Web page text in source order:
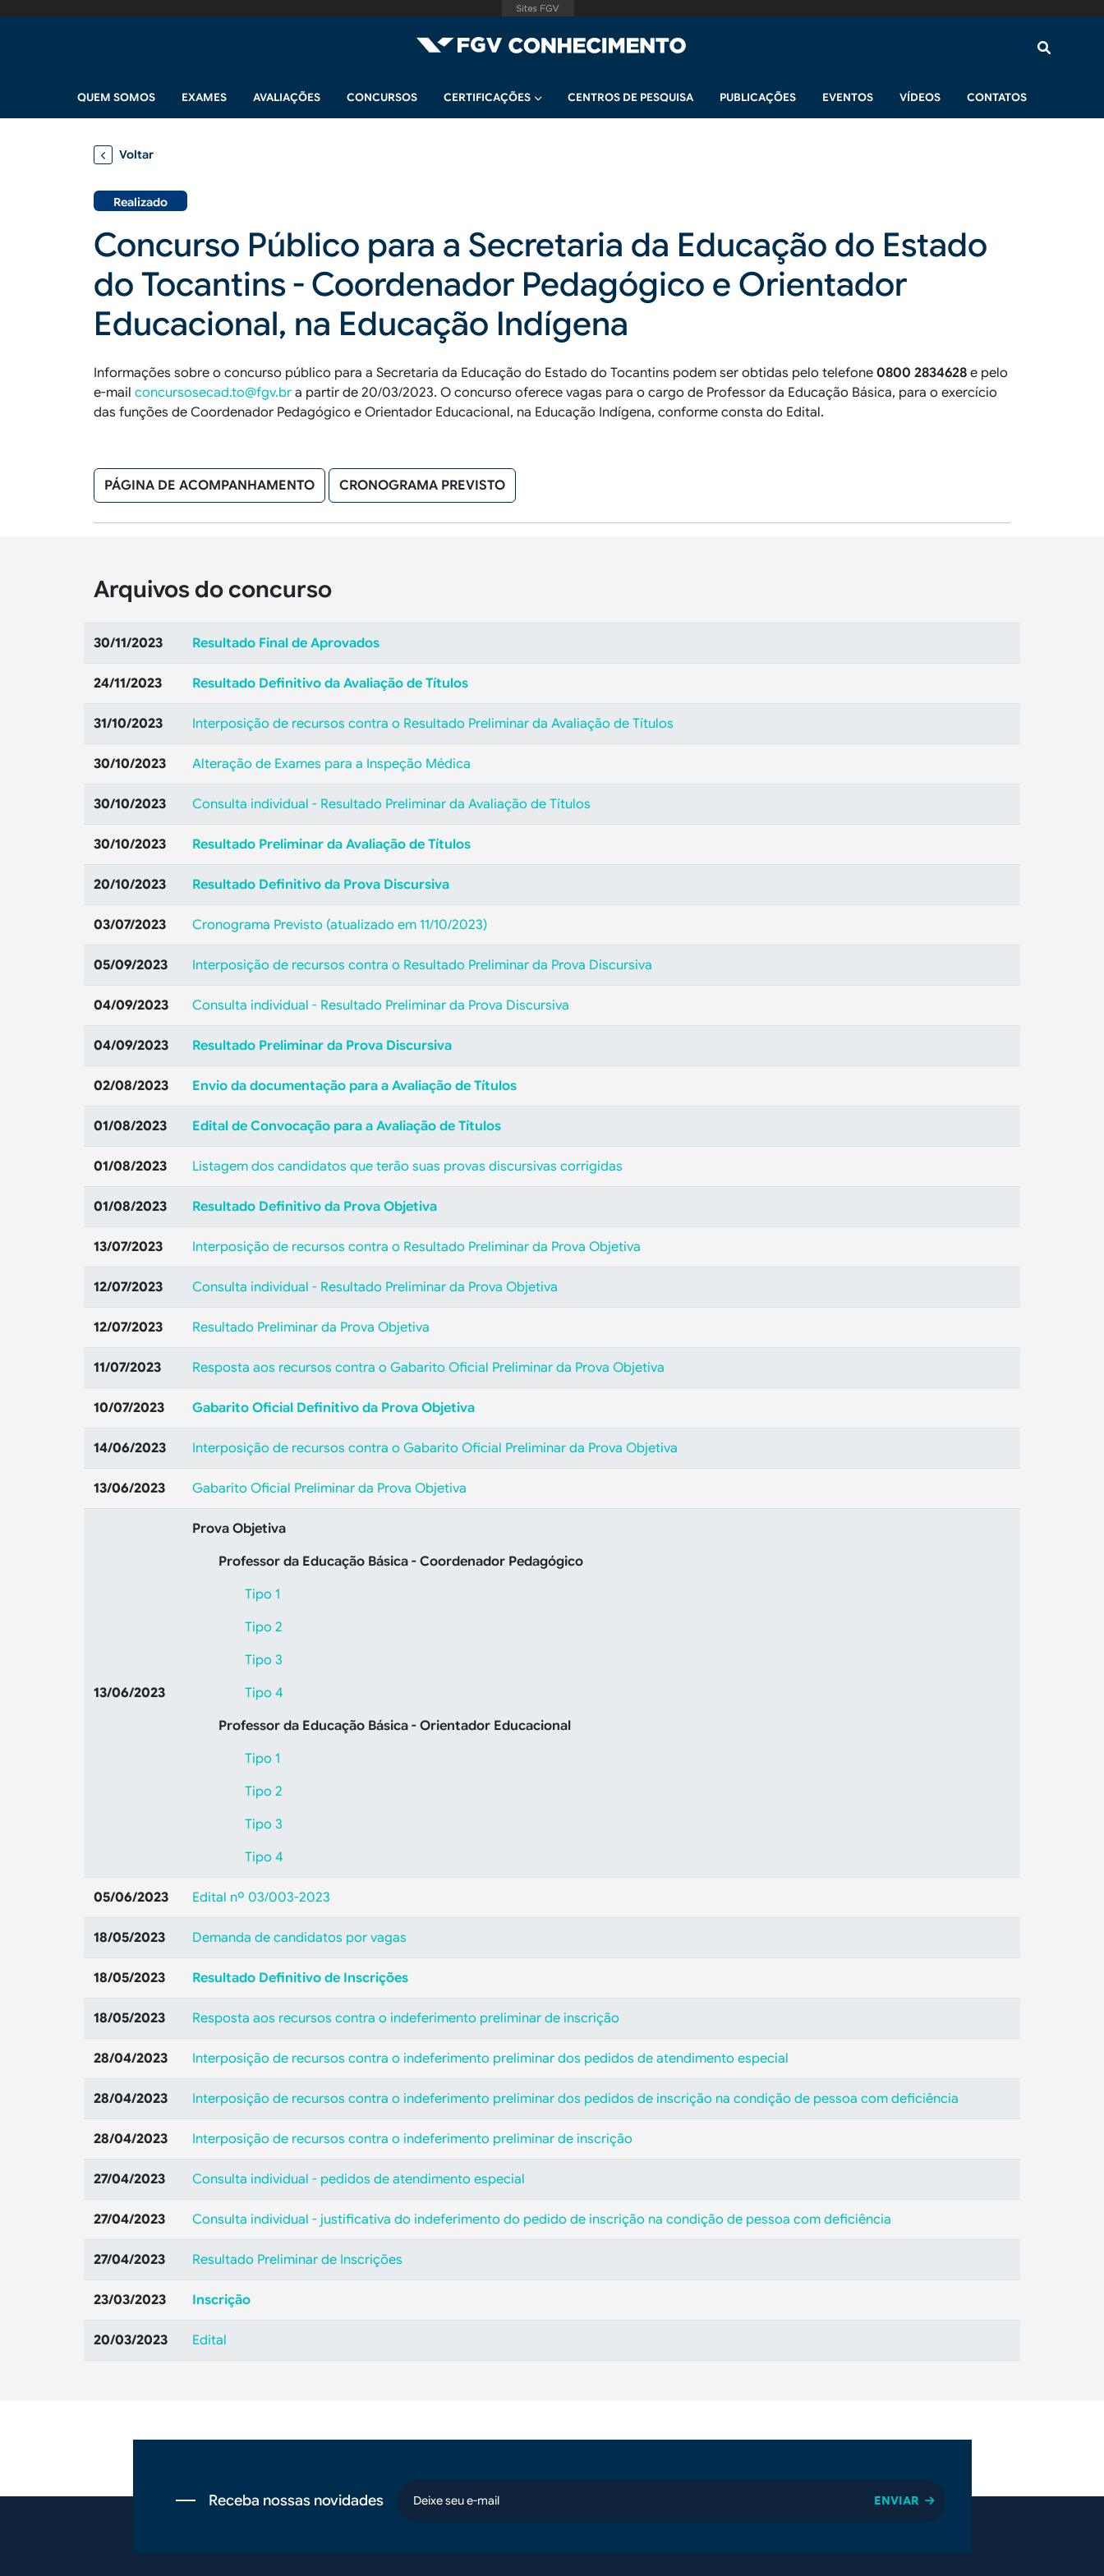
Navegação principal
QUEM SOMOS EXAMES AVALIAÇÕES CONCURSOS CERTIFICAÇÕES CENTROS DE PESQUISA PUBLICAÇÕES EVENTOS VÍDEOS CONTATOS
Voltar
Realizado
Concurso Público para a Secretaria da Educação do Estado
do Tocantins - Coordenador Pedagógico e Orientador
Educacional, na Educação Indígena
Informações sobre o concurso público para a Secretaria da Educação do Estado do Tocantins podem ser obtidas pelo telefone 0800 2834628 e pelo
e-mail concursosecad.to@fgv.br a partir de 20/03/2023. O concurso oferece vagas para o cargo de Professor da Educação Básica, para o exercício
das funções de Coordenador Pedagógico e Orientador Educacional, na Educação Indígena, conforme consta do Edital.
PÁGINA DE ACOMPANHAMENTO CRONOGRAMA PREVISTO
Arquivos do concurso
30/11/2023 Resultado Final de Aprovados
24/11/2023 Resultado Definitivo da Avaliação de Títulos
31/10/2023 Interposição de recursos contra o Resultado Preliminar da Avaliação de Títulos
30/10/2023 Alteração de Exames para a Inspeção Médica
30/10/2023 Consulta individual - Resultado Preliminar da Avaliação de Títulos
30/10/2023 Resultado Preliminar da Avaliação de Títulos
20/10/2023 Resultado Definitivo da Prova Discursiva
03/07/2023 Cronograma Previsto (atualizado em 11/10/2023)
05/09/2023 Interposição de recursos contra o Resultado Preliminar da Prova Discursiva
04/09/2023 Consulta individual - Resultado Preliminar da Prova Discursiva
04/09/2023 Resultado Preliminar da Prova Discursiva
02/08/2023 Envio da documentação para a Avaliação de Títulos
01/08/2023 Edital de Convocação para a Avaliação de Títulos
01/08/2023 Listagem dos candidatos que terão suas provas discursivas corrigidas
01/08/2023 Resultado Definitivo da Prova Objetiva
13/07/2023 Interposição de recursos contra o Resultado Preliminar da Prova Objetiva
12/07/2023 Consulta individual - Resultado Preliminar da Prova Objetiva
12/07/2023 Resultado Preliminar da Prova Objetiva
11/07/2023 Resposta aos recursos contra o Gabarito Oficial Preliminar da Prova Objetiva
10/07/2023 Gabarito Oficial Definitivo da Prova Objetiva
14/06/2023 Interposição de recursos contra o Gabarito Oficial Preliminar da Prova Objetiva
13/06/2023 Gabarito Oficial Preliminar da Prova Objetiva
13/06/2023
Prova Objetiva
Professor da Educação Básica - Coordenador Pedagógico
Tipo 1
Tipo 2
Tipo 3
Tipo 4
Professor da Educação Básica - Orientador Educacional
Tipo 1
Tipo 2
Tipo 3
Tipo 4
05/06/2023 Edital nº 03/003-2023
18/05/2023 Demanda de candidatos por vagas
18/05/2023 Resultado Definitivo de Inscrições
18/05/2023 Resposta aos recursos contra o indeferimento preliminar de inscrição
28/04/2023 Interposição de recursos contra o indeferimento preliminar dos pedidos de atendimento especial
28/04/2023 Interposição de recursos contra o indeferimento preliminar dos pedidos de inscrição na condição de pessoa com deficiência
28/04/2023 Interposição de recursos contra o indeferimento preliminar de inscrição
27/04/2023 Consulta individual - pedidos de atendimento especial
27/04/2023 Consulta individual - justificativa do indeferimento do pedido de inscrição na condição de pessoa com deficiência
27/04/2023 Resultado Preliminar de Inscrições
23/03/2023 Inscrição
20/03/2023 Edital
Receba nossas novidades email